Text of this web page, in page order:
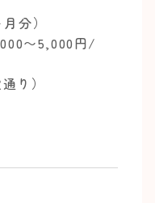
分）
〜5,000円/
り）